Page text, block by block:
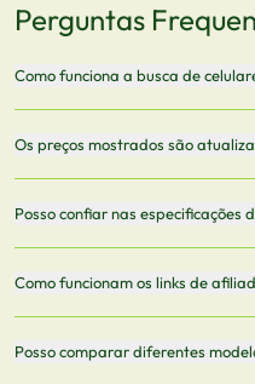
Perguntas
Como funciona a busca de
armazenamento, memória
5G.
Os preços mostrados são
vendedor antes de finalizar
Posso confiar nas especificações
informações mais recentes
Como funcionam os links de
Posso comparar diferentes